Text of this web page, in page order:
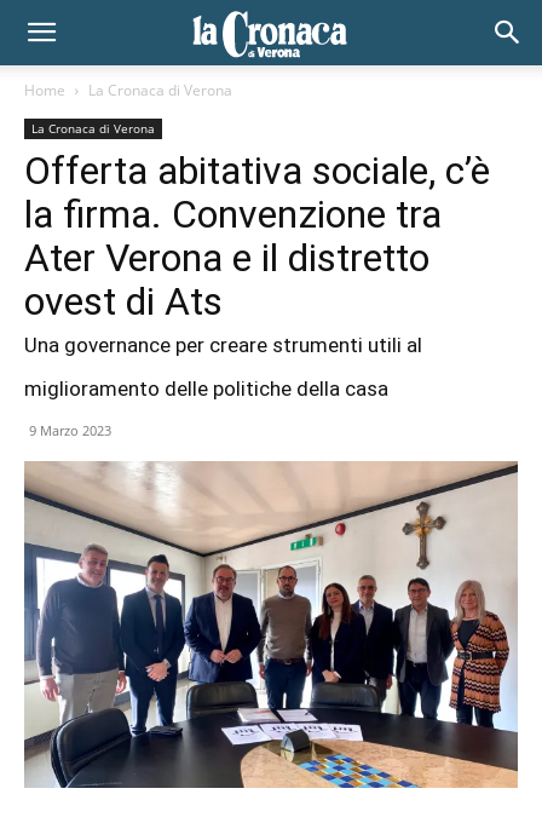
Home La Cronaca di Verona
La Cronaca di Verona
Offerta abitativa sociale, c’è
la firma. Convenzione tra
Ater Verona e il distretto
ovest di Ats
Una governance per creare strumenti utili al
miglioramento delle politiche della casa
9 Marzo 2023